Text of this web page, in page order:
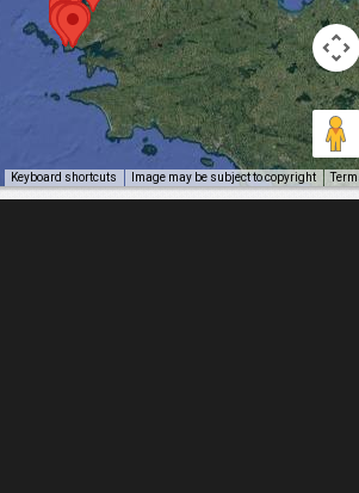
Keyboard shortcuts Image may be subject to copyright